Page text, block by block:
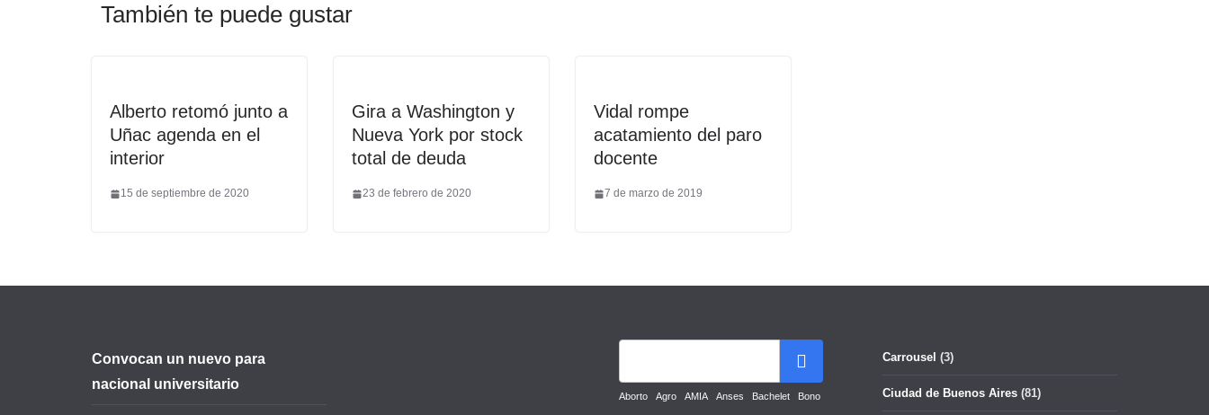
También te puede gustar
Alberto retomó junto a
Uñac agenda en el
interior
15 de septiembre de 2020
Gira a Washington y
Nueva York por stock
total de deuda
23 de febrero de 2020
Vidal rompe
acatamiento del paro
docente
7 de marzo de 2019
Convocan un nuevo para
nacional universitario
Aborto Agro AMIA Anses Bachelet Bono
Carrousel (3)
Ciudad de Buenos Aires (81)